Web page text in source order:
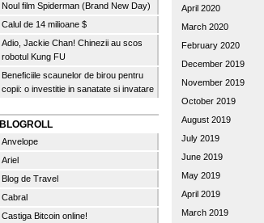
Noul film Spiderman (Brand New Day)
Calul de 14 milioane $
Adio, Jackie Chan! Chinezii au scos
robotul Kung FU
Beneficiile scaunelor de birou pentru
copii: o investitie in sanatate si invatare
BLOGROLL
Anvelope
Ariel
Blog de Travel
Cabral
Castiga Bitcoin online!
April 2020
March 2020
February 2020
December 2019
November 2019
October 2019
August 2019
July 2019
June 2019
May 2019
April 2019
March 2019